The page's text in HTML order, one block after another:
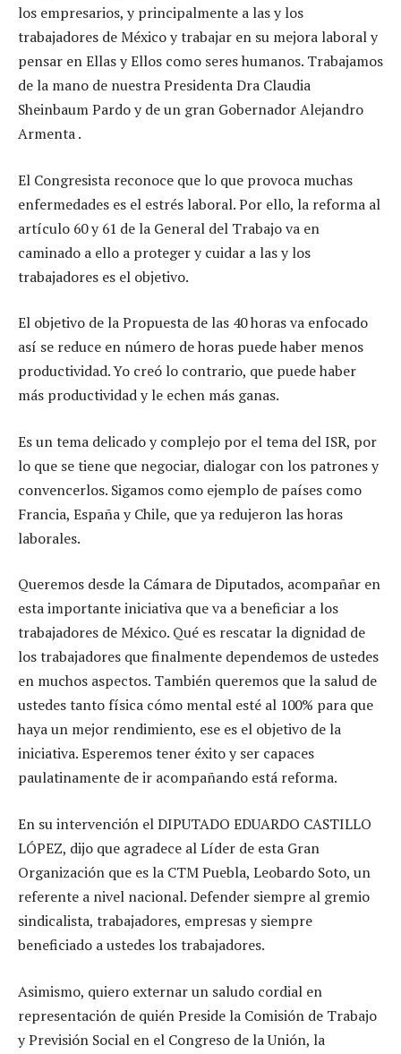
los empresarios, y principalmente a las y los
trabajadores de México y trabajar en su mejora laboral y
pensar en Ellas y Ellos como seres humanos. Trabajamos
de la mano de nuestra Presidenta Dra Claudia
Sheinbaum Pardo y de un gran Gobernador Alejandro
Armenta .
El Congresista reconoce que lo que provoca muchas
enfermedades es el estrés laboral. Por ello, la reforma al
artículo 60 y 61 de la General del Trabajo va en
caminado a ello a proteger y cuidar a las y los
trabajadores es el objetivo.
El objetivo de la Propuesta de las 40 horas va enfocado
así se reduce en número de horas puede haber menos
productividad. Yo creó lo contrario, que puede haber
más productividad y le echen más ganas.
Es un tema delicado y complejo por el tema del ISR, por
lo que se tiene que negociar, dialogar con los patrones y
convencerlos. Sigamos como ejemplo de países como
Francia, España y Chile, que ya redujeron las horas
laborales.
Queremos desde la Cámara de Diputados, acompañar en
esta importante iniciativa que va a beneficiar a los
trabajadores de México. Qué es rescatar la dignidad de
los trabajadores que finalmente dependemos de ustedes
en muchos aspectos. También queremos que la salud de
ustedes tanto física cómo mental esté al 100% para que
haya un mejor rendimiento, ese es el objetivo de la
iniciativa. Esperemos tener éxito y ser capaces
paulatinamente de ir acompañando está reforma.
En su intervención el DIPUTADO EDUARDO CASTILLO
LÓPEZ, dijo que agradece al Líder de esta Gran
Organización que es la CTM Puebla, Leobardo Soto, un
referente a nivel nacional. Defender siempre al gremio
sindicalista, trabajadores, empresas y siempre
beneficiado a ustedes los trabajadores.
Asimismo, quiero externar un saludo cordial en
representación de quién Preside la Comisión de Trabajo
y Previsión Social en el Congreso de la Unión, la